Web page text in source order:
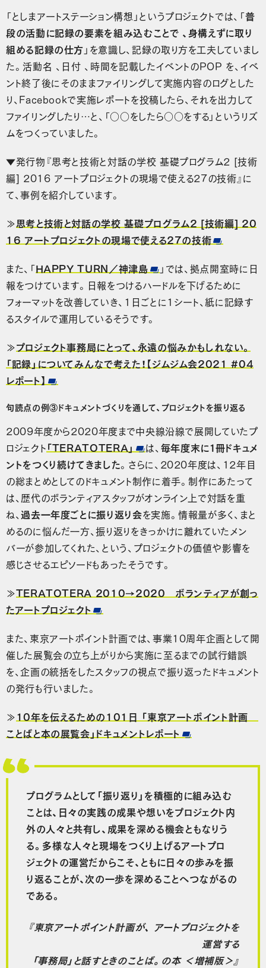
「としまアートステーション構想」というプロジェクトでは、「普
段の活動に記録の要素を組み込むことで 、身構えずに取り
組める記録の仕方 」を意識し、記録の取り方を工夫していまし
た。活動名 、日付 、時間を記載したイベントのPOP を、イベ
ント終了後にそのままファイリングして実施内容のログとした
り、Facebookで実施レポートを投稿したら、それを出力して
ファイリングしたり…と、「○○をしたら○○をする」というリズ
ムをつくっていました。
▼発行物『思考と技術と対話の学校 基礎プログラム2 [技術
編] 2016 アートプロジェクトの現場で使える27の技術』に
て、事例を紹介しています。
≫思考と技術と対話の学校 基礎プログラム2 [技術編] 20
16 アートプロジェクトの現場で使える27の技術
また、「HAPPY TURN／神津島
」では、拠点開室時に日
報をつけています。日報をつけるハードルを下げるために
フォーマットを改善していき、1日ごとに1シート、紙に記録す
るスタイルで運用しているそうです。
≫プロジェクト事務局にとって、永遠の悩みかもしれない。
「記録」についてみんなで考えた！【ジムジム会2021 #04
レポート】
句読点の例③ドキュメントづくりを通して、プロジェクトを振り返る
2009年度から2020年度まで中央線沿線で展開していたプ
ロジェクト「TERATOTERA」 は、 毎年度末に１冊ドキュメ
ントをつくり続けてきました。さらに、2020年度は、12年目
の総まとめとしてのドキュメント制作に着手。制作にあたって
は、歴代のボランティアスタッフがオンライン上で対話を重
ね、過去一年度ごとに振り返り会を実施。情報量が多く、まと
めるのに悩んだ一方、振り返りをきっかけに離れていたメン
バーが参加してくれた、という、プロジェクトの価値や影響を
感じさせるエピソードもあったそうです。
≫TERATOTERA 2010→2020 ボランティアが創っ
たアートプロジェクト
また、東京アートポイント計画では、事業10周年企画として開
催した展覧会の立ち上がりから実施に至るまでの試行錯誤
を、企画の統括をしたスタッフの視点で振り返ったドキュメント
の発行も行いました。
≫10年を伝えるための101日 「東京アートポイント計画
ことばと本の展覧会」ドキュメントレポート
プログラムとして「振り返り」を積極的に組み込む
ことは、日々の実践の成果や想いをプロジェクト内
外の人々と共有し、成果を深める機会ともなりう
る。多様な人々と現場をつくり上げるアートプロ
ジェクトの運営だからこそ、ともに日々の歩みを振
り返ることが、次の一歩を深めることへつながるの
である。
『東京アートポイント計画が、 アートプロジェクトを
運営する
「事務局」と話すときのことば。の本 ＜増補版＞』